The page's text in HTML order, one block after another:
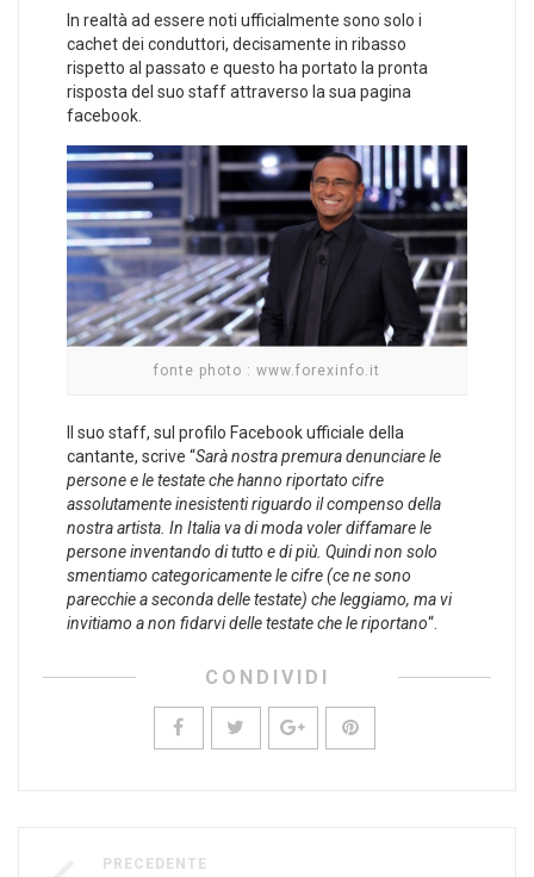
In realtà ad essere noti ufficialmente sono solo i
cachet dei conduttori, decisamente in ribasso
rispetto al passato e questo ha portato la pronta
risposta del suo staff attraverso la sua pagina
facebook.
fonte photo : www.forexinfo.it
Il suo staff, sul profilo Facebook ufficiale della
cantante, scrive “Sarà nostra premura denunciare le
persone e le testate che hanno riportato cifre
assolutamente inesistenti riguardo il compenso della
nostra artista. In Italia va di moda voler diffamare le
persone inventando di tutto e di più. Quindi non solo
smentiamo categoricamente le cifre (ce ne sono
parecchie a seconda delle testate) che leggiamo, ma vi
invitiamo a non fidarvi delle testate che le riportano“.
CONDIVIDI
PRECEDENTE